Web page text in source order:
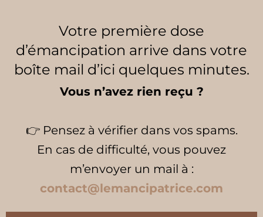
Votre première dose
d’émancipation arrive dans votre
boîte mail d’ici quelques minutes.
Vous n’avez rien reçu ?
👉 Pensez à vérifier dans vos spams.
En cas de difficulté, vous pouvez
m’envoyer un mail à :
contact@lemancipatrice.com